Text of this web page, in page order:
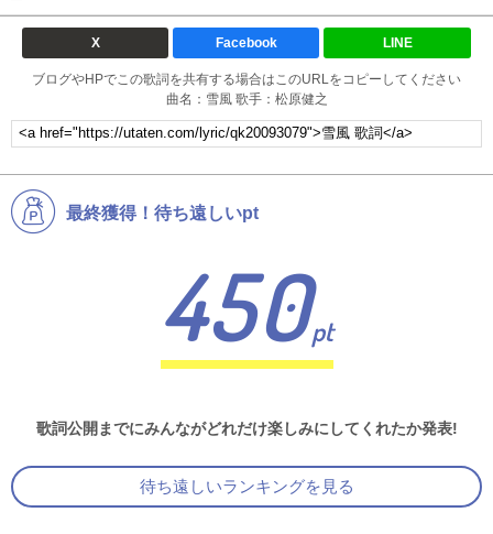
X Facebook LINE
ブログやHPでこの歌詞を共有する場合はこのURLをコピーしてください
曲名：雪風 歌手：松原健之
最終獲得！待ち遠しいpt
450pt
歌詞公開までにみんながどれだけ楽しみにしてくれたか発表!
待ち遠しいランキングを見る